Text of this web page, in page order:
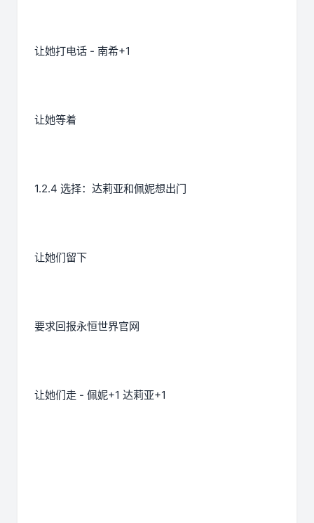
让她打电话 - 南希+1
让她等着
1.2.4 选择：达莉亚和佩妮想出门
让她们留下
要求回报永恒世界官网
让她们走 - 佩妮+1 达莉亚+1